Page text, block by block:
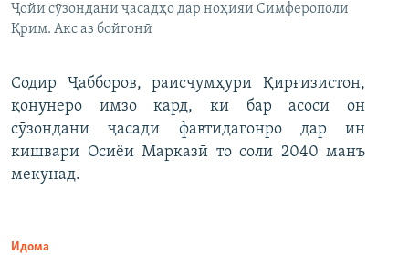
Ҷойи сӯзондани ҷасадҳо дар ноҳияи Симферополи
Қрим. Акс аз бойгонӣ
Содир Ҷабборов, раисҷумҳури Қирғизистон,
қонунеро имзо кард, ки бар асоси он
сӯзондани ҷасади фавтидагонро дар ин
кишвари Осиёи Марказӣ то соли 2040 манъ
мекунад.
Идома